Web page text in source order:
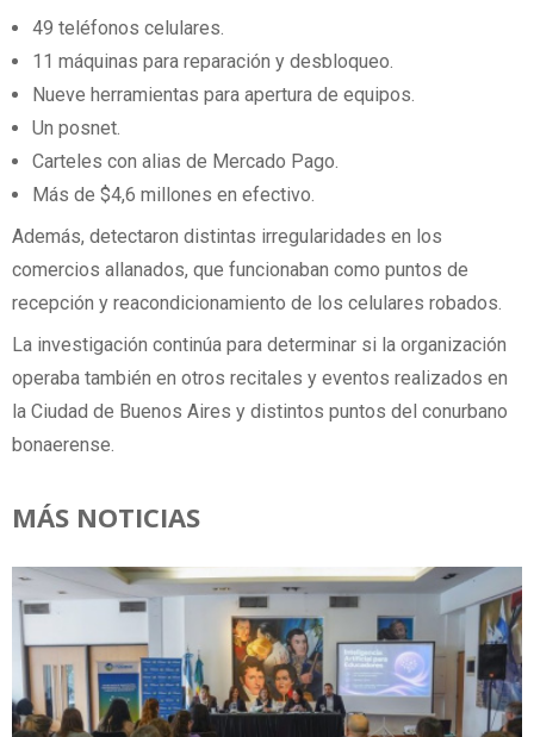
49 teléfonos celulares.
11 máquinas para reparación y desbloqueo.
Nueve herramientas para apertura de equipos.
Un posnet.
Carteles con alias de Mercado Pago.
Más de $4,6 millones en efectivo.
Además, detectaron distintas irregularidades en los
comercios allanados, que funcionaban como puntos de
recepción y reacondicionamiento de los celulares robados.
La investigación continúa para determinar si la organización
operaba también en otros recitales y eventos realizados en
la Ciudad de Buenos Aires y distintos puntos del conurbano
bonaerense.
MÁS NOTICIAS